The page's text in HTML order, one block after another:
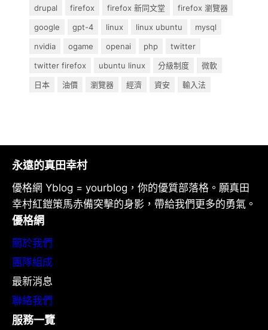
drupal firefox firefox 新同文堂
firefox 瀏覽器
google
gpt-4 linux linux ubuntu
mysql
nvidia
ogame openai php
twitter
twitter firefox
ubuntu linux 分級制度
微軟
日本
油價 瀏覽器 經濟 資安 輸入法
永遠的真田幸村
優格網 Yblog = yourblog，你的優質部落格。願真田
幸村紅鎧策馬赤備突擊的身影，帶給我們更多的勇氣。
優格網
關於我們
團隊組成
最新消息
聯絡我們
服務一覽